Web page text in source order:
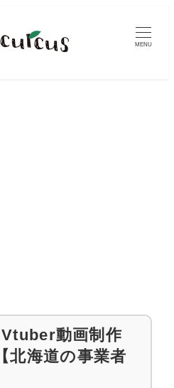
MENU
Vtuber動画制作
北海道の事業者